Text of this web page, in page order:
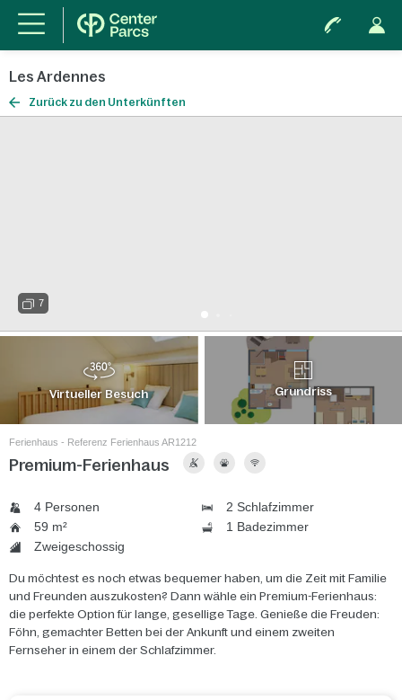
Les Ardennes
Zurück zu den Unterkünften
7
Virtueller Besuch Grundriss
Ferienhaus - Referenz Ferienhaus AR1212
Premium-Ferienhaus
4 Personen
2 Schlafzimmer
59 m²
1 Badezimmer
Zweigeschossig
Du möchtest es noch etwas bequemer haben, um die Zeit mit Familie
und Freunden auszukosten? Dann wähle ein Premium-Ferienhaus:
die perfekte Option für lange, gesellige Tage. Genieße die Freuden:
Föhn, gemachter Betten bei der Ankunft und einem zweiten
Fernseher in einem der Schlafzimmer.